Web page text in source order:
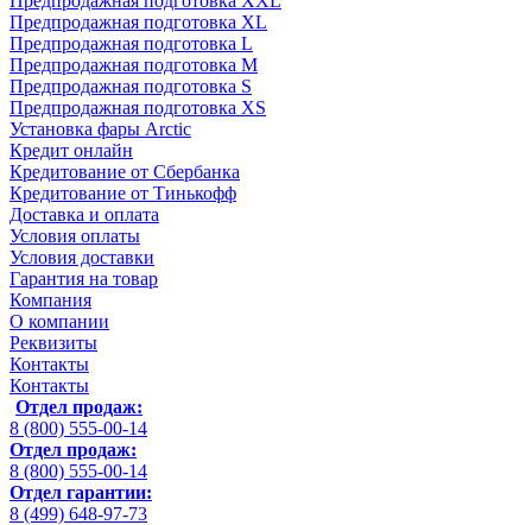
Предпродажная подготовка XL
Предпродажная подготовка L
Предпродажная подготовка M
Предпродажная подготовка S
Предпродажная подготовка XS
Установка фары Arctic
Кредит онлайн
Кредитование от Сбербанка
Кредитование от Тинькофф
Доставка и оплата
Условия оплаты
Условия доставки
Гарантия на товар
Компания
О компании
Реквизиты
Контакты
Контакты
Отдел продаж:
8 (800) 555-00-14
Отдел продаж:
8 (800) 555-00-14
Отдел гарантии:
8 (499) 648-97-73